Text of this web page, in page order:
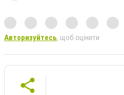
Авторизуйтесь, щоб оцінити